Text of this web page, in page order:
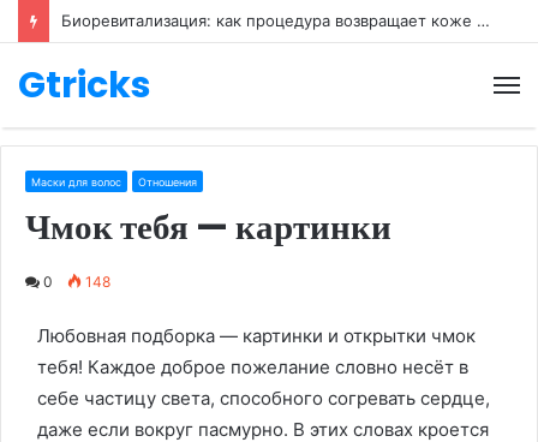
Биоревитализация: как процедура возвращает коже молодость
Gtricks
Маски для волос Отношения
Чмок тебя — картинки
0 148
Любовная подборка — картинки и открытки чмок
тебя! Каждое доброе пожелание словно несёт в
себе частицу света, способного согревать сердце,
даже если вокруг пасмурно. В этих словах кроется